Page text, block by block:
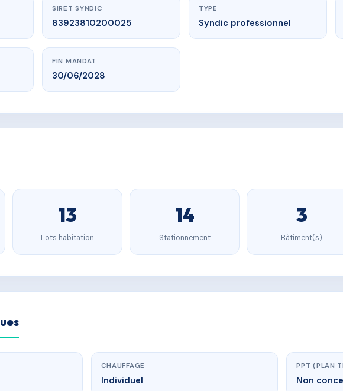
SIRET SYNDIC
83923810200025
TYPE
Syndic professionnel
FIN MANDAT
30/06/2028
13
Lots habitation
14
Stationnement
3
Bâtiment(s)
CHAUFFAGE
Individuel
PPT (PLAN
Non